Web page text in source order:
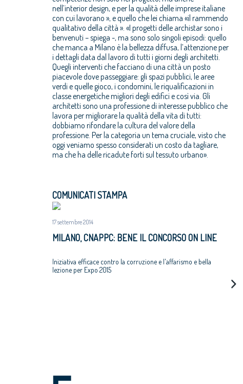
nell’interior design, e per la qualità delle imprese italiane
con cui lavorano », e quello che lei chiama «il rammendo
qualitativo della città ». «I progetti delle archistar sono i
benvenuti – spiega -, ma sono solo singoli episodi: quello
che manca a Milano è la bellezza diffusa, l’attenzione per
i dettagli data dal lavoro di tutti i giorni degli architetti.
Quegli interventi che facciano di una città un posto
piacevole dove passeggiare: gli spazi pubblici, le aree
verdi e quelle gioco, i condomini, le riqualificazioni in
classe energetiche migliori degli edifici e così via. Gli
architetti sono una professione di interesse pubblico che
lavora per migliorare la qualità della vita di tutti:
dobbiamo rifondare la cultura del valore della
professione. Per la categoria un tema cruciale, visto che
oggi veniamo spesso considerati un costo da tagliare,
ma che ha delle ricadute forti sul tessuto urbano».
COMUNICATI STAMPA
17 settembre 2014
MILANO, CNAPPC: BENE IL CONCORSO ON LINE
Iniziativa efficace contro la corruzione e l'affarismo e bella
lezione per Expo 2015